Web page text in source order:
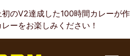
のV2達成した100時間カレーが作
ーをお楽しみください！